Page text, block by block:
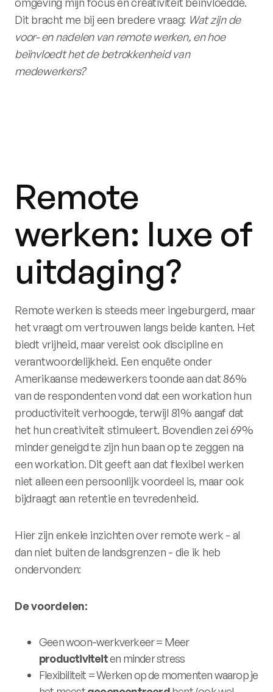
Dit bracht me bij een bredere vraag: Wat zijn de
voor- en nadelen van remote werken, en hoe
beïnvloedt het de betrokkenheid van
medewerkers?
Remote
werken: luxe of
uitdaging?
Remote werken is steeds meer ingeburgerd, maar
het vraagt om vertrouwen langs beide kanten. Het
biedt vrijheid, maar vereist ook discipline en
verantwoordelijkheid. Een enquête onder
Amerikaanse medewerkers toonde aan dat 86%
van de respondenten vond dat een workation hun
productiviteit verhoogde, terwijl 81% aangaf dat
het hun creativiteit stimuleert. Bovendien zei 69%
minder geneigd te zijn hun baan op te zeggen na
een workation. Dit geeft aan dat flexibel werken
niet alleen een persoonlijk voordeel is, maar ook
bijdraagt aan retentie en tevredenheid.
Hier zijn enkele inzichten over remote werk - al
dan niet buiten de landsgrenzen - die ik heb
ondervonden:
De voordelen:
Geen woon-werkverkeer = Meer
productiviteiten minder stress
Flexibiliteit = Werken op de momenten waarop je